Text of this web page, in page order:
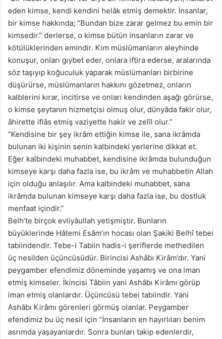
eden kimse, kendi kendini helâk etmiş demektir. İnsanlar,
bir kimse hakkında; “Bundan bize zarar gelmez bu emin bir
kimsedir.” derlerse, o kimse bütün insanların zarar ve
kötülüklerinden emindir. Kim müslümanların aleyhinde
konuşur, onları gıybet eder, onlara iftira ederse, aralarında
söz taşıyıp koğuculuk yaparak müslümanları birbirine
düşürürse, müslümanların hakkını gözetmez, onların
kalblerini kırar, incitirse ve onları kendinden aşağı görürse,
o kimse şeytanın hizmetçisi olmuş olur, dünyâda fakir olur,
âhirette iflâs etmiş vaziyette hakir ve zelîl olur.”
“Kendisine bir şey ikrâm ettiğin kimse ile, sana ikrâmda
bulunan iki kişinin senin kalbindeki yerlerine dikkat et.
Eğer kalbindeki muhabbet, kendisine ikrâmda bulunduğun
kimseye karşı daha fazla ise, bu ikrâm ve muhabbetin Allah
için olduğu anlaşılır. Ama kalbindeki muhabbet, sana
ikrâmda bulunan kimseye karşı daha fazla ise, bu dostluk
menfaat içindir.”
Belh’te birçok evliyâullah yetişmiştir. Bunların
büyüklerinde Hâtemi Esâm’ın hocası olan Şakiki Belhî tebei
tabiindendir. Tebe-i Tabiin hadis-i şeriflerde methedilen
üç nesilden üçüncüsüdür. Birincisi Ashâbı Kirâm’dır. Yani
peygamber efendimiz döneminde yaşamış ve ona iman
etmiş kimseler. İkincisi Tâbiin yani Ashâbı Kirâmı görüp
iman etmiş olanlardır. Üçüncüsü tebei tabiindir. Yani
Ashâbı Kirâmı görenleri görmüş olanlar. Peygamber
efendimiz bu üç nesil için “İnsanların en hayırlıları benim
asrımda yaşayanlardır. Sonra bunları takip edenlerdir,